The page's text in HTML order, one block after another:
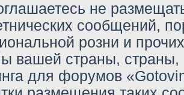
не
сообщений,
розни и
вашей страны, страны,
для форумов